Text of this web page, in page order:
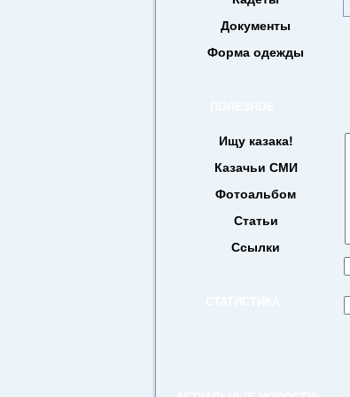
Документы
Форма одежды
Ищу казака!
Казачьи СМИ
Фотоальбом
Статьи
Ссылки